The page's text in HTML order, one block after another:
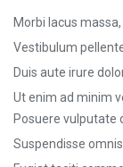
Morbi lacus
Vestibulum
Duis aute irure
Ut enim ad minim
Posuere vulputate
Suspendisse